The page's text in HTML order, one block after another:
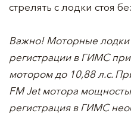
стрелять с лодки стоя
Важно! Моторные лодки
регистрации в ГИМС при
мотором до 10,88 л.с.
FM Jet мотора
регистрация в ГИМС